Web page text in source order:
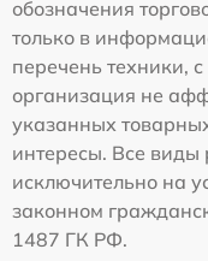
обозначения
только в
перечень техники,
организация не
указанных
интересы. Все виды
исключительно на
законном
1487 ГК РФ.